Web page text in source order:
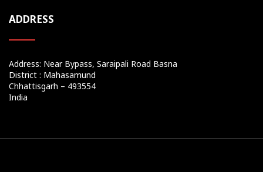
ADDRESS
Address: Near Bypass, Saraipali Road Basna
District : Mahasamund
Chhattisgarh – 493554
India